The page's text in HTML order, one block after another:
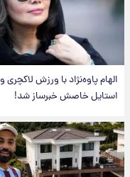
الهام پاوه‌نژاد با ورزش لاکچری و
استایل خاصش خبرساز شد!